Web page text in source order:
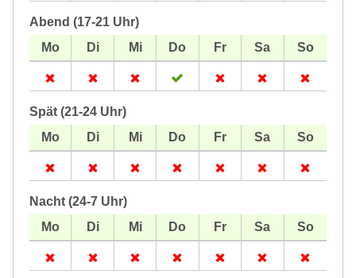
Abend (17-21 Uhr)
Spät (21-24 Uhr)
Nacht (24-7 Uhr)